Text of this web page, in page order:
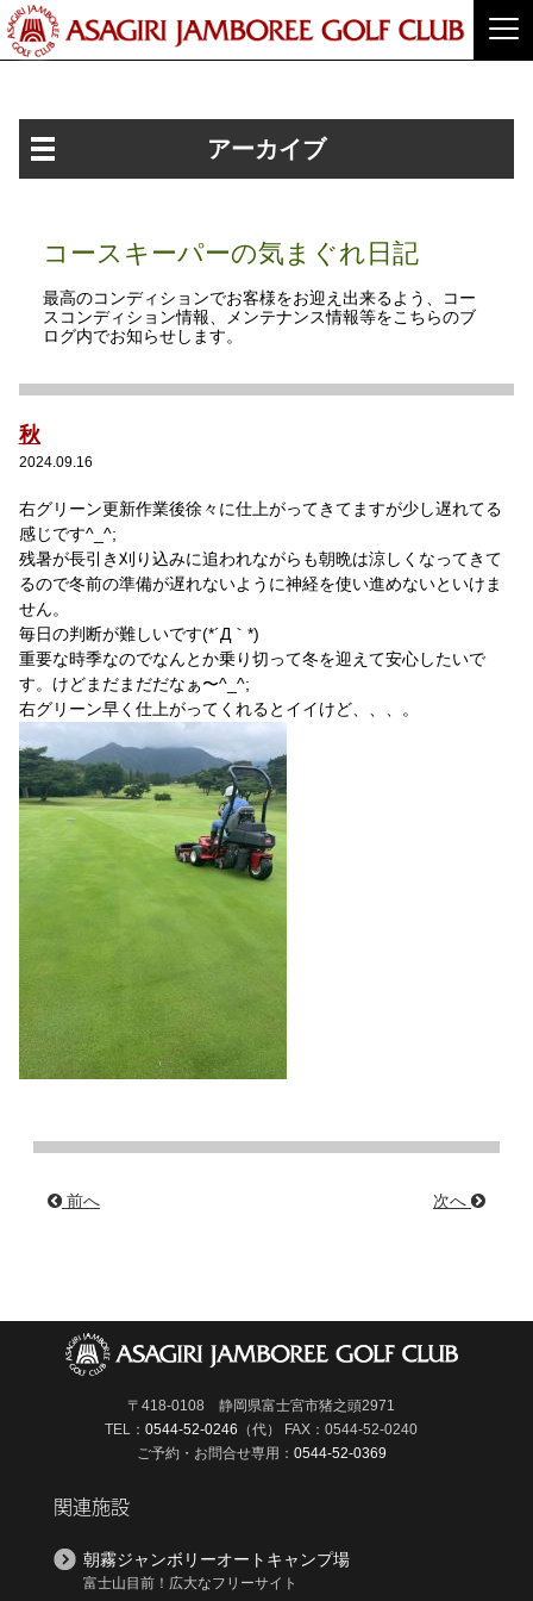
アーカイブ
コースキーパーの気まぐれ日記
最高のコンディションでお客様をお迎え出来るよう、コー
スコンディション情報、メンテナンス情報等をこちらのブ
ログ内でお知らせします。
秋
2024.09.16
右グリーン更新作業後徐々に仕上がってきてますが少し遅れてる
感じです^_^;
残暑が長引き刈り込みに追われながらも朝晩は涼しくなってきて
るので冬前の準備が遅れないように神経を使い進めないといけま
せん。
毎日の判断が難しいです(*´Д｀*)
重要な時季なのでなんとか乗り切って冬を迎えて安心したいで
す。けどまだまだだなぁ〜^_^;
右グリーン早く仕上がってくれるとイイけど、、、。
前へ 次へ
〒418-0108 静岡県富士宮市猪之頭2971
TEL：0544-52-0246 （代）
FAX：0544-52-0240
ご予約・お問合せ専用： 0544-52-0369
関連施設
朝霧ジャンボリーオートキャンプ場
富士山目前！広大なフリーサイト